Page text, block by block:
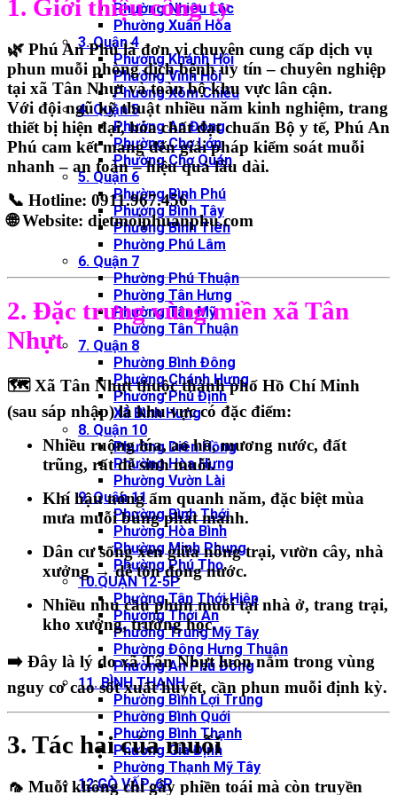
Phường Nhiêu Lộc
Phường Xuân Hòa
3. Quận 4
Phường Khánh Hội
Phường Vĩnh Hội
Phường Xóm Chiếu
4. Quận 5
Phường An Đông
Phường Chợ Lớn
Phường Chợ Quán
5. Quận 6
Phường Bình Phú
Phường Bình Tây
Phường Bình Tiên
Phường Phú Lâm
6. Quận 7
Phường Phú Thuận
Phường Tân Hưng
Phường Tân Mỹ
Phường Tân Thuận
7. Quận 8
Phường Bình Đông
Phường Chánh Hưng
Phường Phú Định
Xã Bình Hưng
8. Quận 10
Phường Diên Hồng
Phường Hòa Hưng
Phường Vườn Lài
9. Quận 11
Phường Bình Thới
Phường Hòa Bình
Phường Minh Phụng
Phường Phú Thọ
10.QUẬN 12-5P
Phường Tân Thới Hiệp
Phường Thới An
Phường Trung Mỹ Tây
Phường Đông Hưng Thuận
Phường An Phú Đông
11. BÌNH THẠNH
Phường Bình Lợi Trung
Phường Bình Quới
Phường Bình Thạnh
Phường Gia Định
Phường Thạnh Mỹ Tây
12.GÒ VẤP-6P
1. Giới thiệu công ty
🌿 Phú An Phúlà đơn vị chuyên cung cấp dịch vụ
phun muỗi phòng dịch bệnhuy tín – chuyên nghiệp
tại xã Tân Nhựt và toàn bộ khu vực lân cận.
Với đội ngũ kỹ thuật nhiều năm kinh nghiệm, trang
thiết bị hiện đại, hóa chất đạt chuẩn Bộ y tế, Phú An
Phú cam kết mang đến giải pháp kiểm soát muỗi
nhanh – an toàn – hiệu quả lâu dài.
📞 Hotline: 0911.967.456
🌐Website: dietmoiphuanphu.com
2. Đặc trưng vùng miền xã Tân
Nhựt
🗺️ Xã Tân Nhựt thuộc thành phố Hồ Chí Minh
(sau sáp nhập) là khu vực có đặc điểm:
Nhiều ruộng lúa, ao hồ, mương nước, đất
trũng, rất dễ sinh muỗi.
Khí hậu nóng ẩm quanh năm, đặc biệt mùa
mưa muỗi bùng phát mạnh.
Dân cư sống xen giữa nông trại, vườn cây, nhà
xưởng → dễ tồn đọng nước.
Nhiều nhu cầu phun muỗi tại nhà ở, trang trại,
kho xưởng, trường học.
➡️ Đây là lý do xã Tân Nhựt luôn nằm trong vùng
nguy cơ cao sốt xuất huyết, cần phun muỗi định kỳ.
3. Tác hại của muỗi
🦟 Muỗi không chỉ gây phiền toái mà còn truyền